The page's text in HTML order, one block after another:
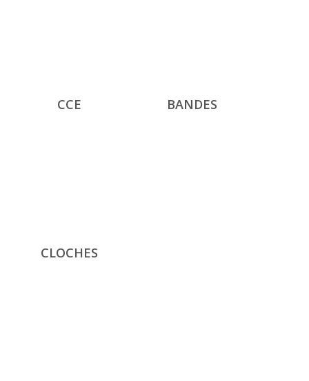
CCE BANDES
CLOCHES